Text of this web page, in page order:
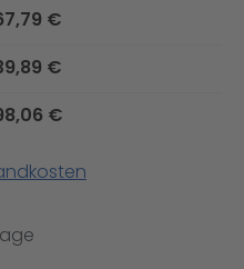
€
€
€